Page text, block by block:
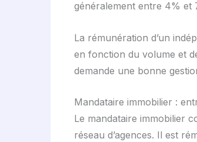
généralement entre 4% et
La rémunération d’un
en fonction du volume et
demande une bonne
Mandataire immobilier :
Le mandataire immobilier
réseau d’agences. Il est